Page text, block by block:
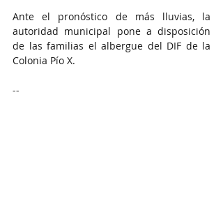
Ante el pronóstico de más lluvias, la
autoridad municipal pone a disposición
de las familias el albergue del DIF de la
Colonia Pío X.
--